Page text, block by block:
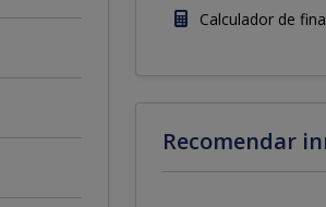
Calculador de
Recomendar